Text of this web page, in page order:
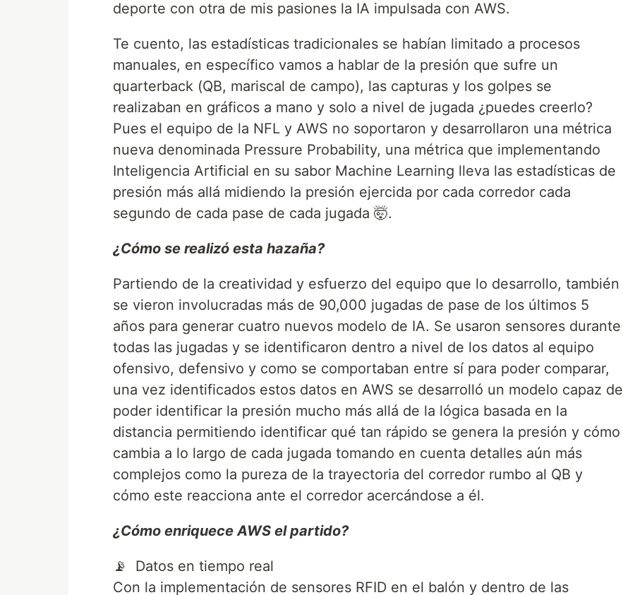
deporte con otra de mis pasiones la IA impulsada con AWS.
Te cuento, las estadísticas tradicionales se habían limitado a procesos
manuales, en específico vamos a hablar de la presión que sufre un
quarterback (QB, mariscal de campo), las capturas y los golpes se
realizaban en gráficos a mano y solo a nivel de jugada ¿puedes creerlo?
Pues el equipo de la NFL y AWS no soportaron y desarrollaron una métrica
nueva denominada Pressure Probability, una métrica que implementando
Inteligencia Artificial en su sabor Machine Learning lleva las estadísticas de
presión más allá midiendo la presión ejercida por cada corredor cada
segundo de cada pase de cada jugada 🤯.
¿Cómo se realizó esta hazaña?
Partiendo de la creatividad y esfuerzo del equipo que lo desarrollo, también
se vieron involucradas más de 90,000 jugadas de pase de los últimos 5
años para generar cuatro nuevos modelo de IA. Se usaron sensores durante
todas las jugadas y se identificaron dentro a nivel de los datos al equipo
ofensivo, defensivo y como se comportaban entre sí para poder comparar,
una vez identificados estos datos en AWS se desarrolló un modelo capaz de
poder identificar la presión mucho más allá de la lógica basada en la
distancia permitiendo identificar qué tan rápido se genera la presión y cómo
cambia a lo largo de cada jugada tomando en cuenta detalles aún más
complejos como la pureza de la trayectoria del corredor rumbo al QB y
cómo este reacciona ante el corredor acercándose a él.
¿Cómo enriquece AWS el partido?
📡 Datos en tiempo real
Con la implementación de sensores RFID en el balón y dentro de las